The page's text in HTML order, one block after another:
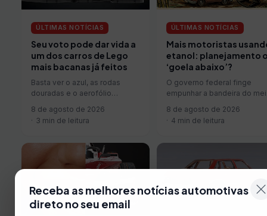
ÚLTIMAS NOTÍCIAS
Seu voto pode dar vida a
um dos carros de Lego
mais bacanas já feitos
Basta ver o azul, as rodas
douradas e o aerofólio
entusiasta de rali reconheça…
8 de agosto de 2026
3 min de leitura
ÚLTIMAS NOTÍCIAS
Mais motoristas
etanol: planejamento
‘goela abaixo’?
O governo federal finge
empunhar a bandeira do
da pressão dos produtores
de…
8 de agosto de 2026
4 min de leitura
Receba as melhores notícias automotivas
direto no seu email